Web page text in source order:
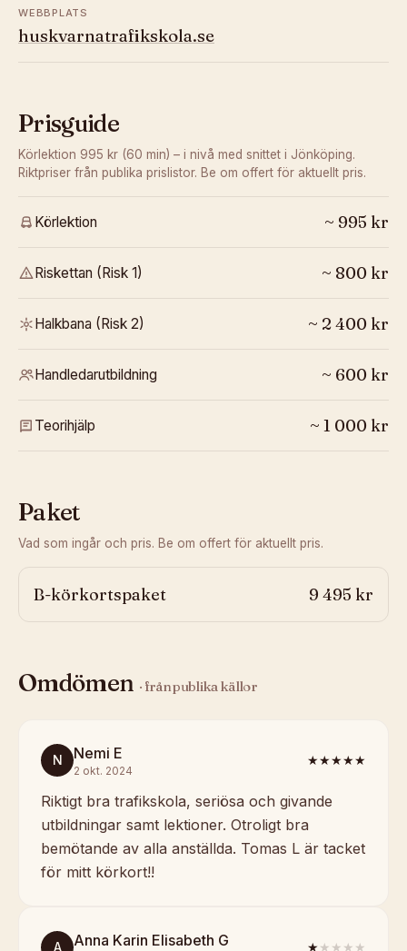
WEBBPLATS
huskvarnatrafikskola.se
Prisguide
Körlektion 995 kr (60 min) – i nivå med snittet i Jönköping.
Riktpriser från publika prislistor. Be om offert för aktuellt pris.
Körlektion ~ 995 kr
Riskettan (Risk 1) ~ 800 kr
Halkbana (Risk 2) ~ 2 400 kr
Handledarutbildning ~ 600 kr
Teorihjälp ~ 1 000 kr
Paket
Vad som ingår och pris. Be om offert för aktuellt pris.
B-körkortspaket 9 495 kr
Omdömen · från publika källor
N Nemi E
2 okt. 2024
★★★★★
Riktigt bra trafikskola, seriösa och givande
utbildningar samt lektioner. Otroligt bra
bemötande av alla anställda. Tomas L är tacket
för mitt körkort!!
A Anna Karin Elisabeth G ★★★★★